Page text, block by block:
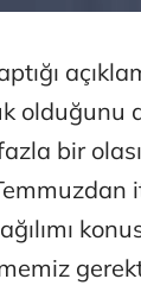
olduğunu
bir